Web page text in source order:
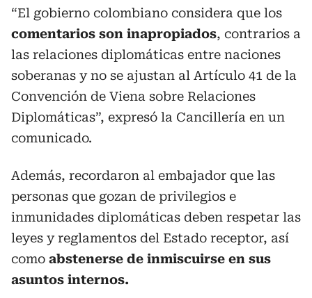
“El gobierno colombiano considera que los
comentarios son inapropiados, contrarios a
las relaciones diplomáticas entre naciones
soberanas y no se ajustan al Artículo 41 de la
Convención de Viena sobre Relaciones
Diplomáticas”, expresó la Cancillería en un
comunicado.
Además, recordaron al embajador que las
personas que gozan de privilegios e
inmunidades diplomáticas deben respetar las
leyes y reglamentos del Estado receptor, así
como abstenerse de inmiscuirse en sus
asuntos internos.